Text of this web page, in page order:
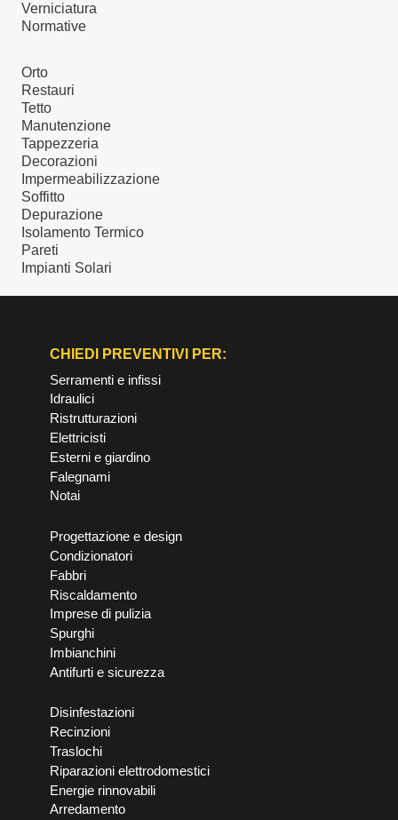
Verniciatura
Normative
Orto
Restauri
Tetto
Manutenzione
Tappezzeria
Decorazioni
Impermeabilizzazione
Soffitto
Depurazione
Isolamento Termico
Pareti
Impianti Solari
CHIEDI PREVENTIVI PER:
Serramenti e infissi
Idraulici
Ristrutturazioni
Elettricisti
Esterni e giardino
Falegnami
Notai
Progettazione e design
Condizionatori
Fabbri
Riscaldamento
Imprese di pulizia
Spurghi
Imbianchini
Antifurti e sicurezza
Disinfestazioni
Recinzioni
Traslochi
Riparazioni elettrodomestici
Energie rinnovabili
Arredamento